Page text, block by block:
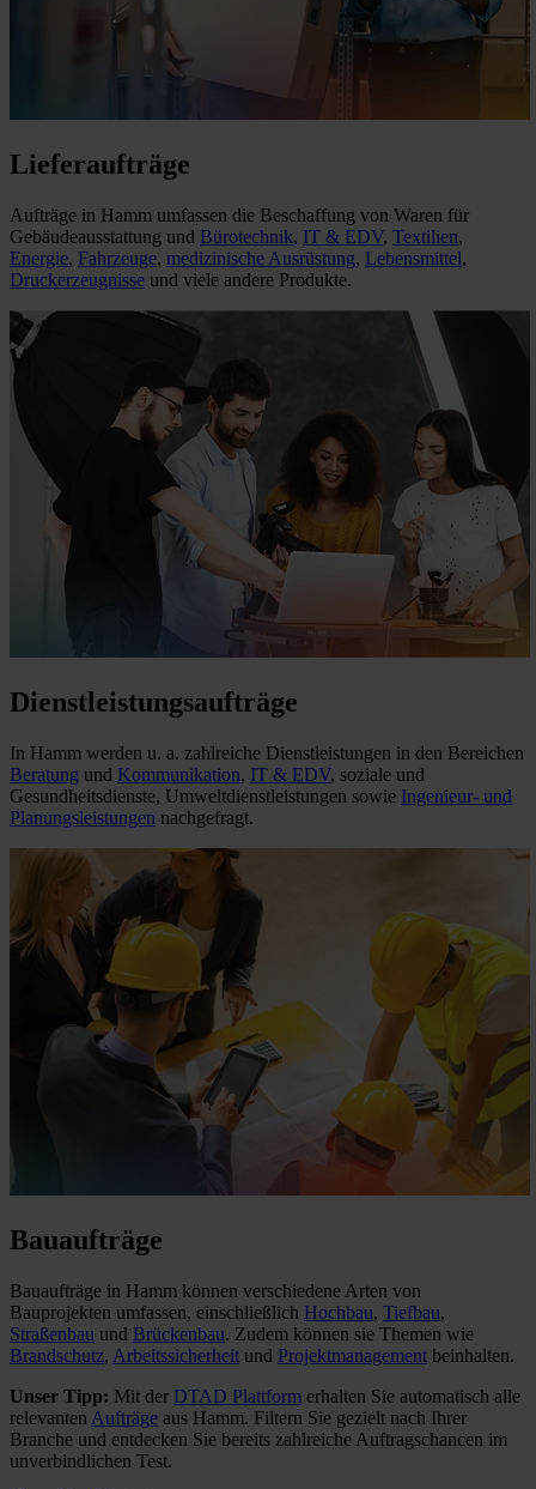
Lieferaufträge
Aufträge in Hamm umfassen die Beschaffung von Waren für
Gebäudeausstattung und Bürotechnik, IT & EDV, Textilien,
Energie, Fahrzeuge, medizinische Ausrüstung, Lebensmittel,
Druckerzeugnisse und viele andere Produkte.
Dienstleistungsaufträge
In Hamm werden u. a. zahlreiche Dienstleistungen in den Bereichen
Beratung und Kommunikation, IT & EDV, soziale und
Gesundheitsdienste, Umweltdienstleistungen sowie Ingenieur- und
Planungsleistungen nachgefragt.
Bauaufträge
Bauaufträge in Hamm können verschiedene Arten von
Bauprojekten umfassen, einschließlich Hochbau, Tiefbau,
Straßenbau und Brückenbau. Zudem können sie Themen wie
Brandschutz, Arbeitssicherheit und Projektmanagement beinhalten.
Unser Tipp: Mit der DTAD Plattform erhalten Sie automatisch alle
relevanten Aufträge aus Hamm. Filtern Sie gezielt nach Ihrer
Branche und entdecken Sie bereits zahlreiche Auftragschancen im
unverbindlichen Test.